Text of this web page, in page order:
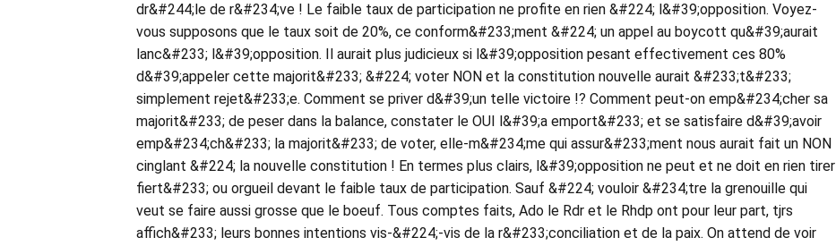
dr&#244;le de r&#234;ve ! Le faible taux de participation ne profite en rien &#224; l&#39;opposition. Voyez-
vous supposons que le taux soit de 20%, ce conform&#233;ment &#224; un appel au boycott qu&#39;aurait
lanc&#233; l&#39;opposition. Il aurait plus judicieux si l&#39;opposition pesant effectivement ces 80%
d&#39;appeler cette majorit&#233; &#224; voter NON et la constitution nouvelle aurait &#233;t&#233;
simplement rejet&#233;e. Comment se priver d&#39;un telle victoire !? Comment peut-on emp&#234;cher sa
majorit&#233; de peser dans la balance, constater le OUI l&#39;a emport&#233; et se satisfaire d&#39;avoir
emp&#234;ch&#233; la majorit&#233; de voter, elle-m&#234;me qui assur&#233;ment nous aurait fait un NON
cinglant &#224; la nouvelle constitution ! En termes plus clairs, l&#39;opposition ne peut et ne doit en rien tirer
fiert&#233; ou orgueil devant le faible taux de participation. Sauf &#224; vouloir &#234;tre la grenouille qui
veut se faire aussi grosse que le boeuf. Tous comptes faits, Ado le Rdr et le Rhdp ont pour leur part, tjrs
affich&#233; leurs bonnes intentions vis-&#224;-vis de la r&#233;conciliation et de la paix. On attend de voir